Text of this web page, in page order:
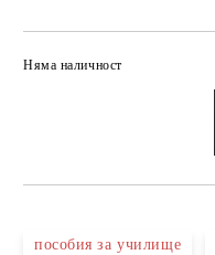
Няма наличност
пособия за училище